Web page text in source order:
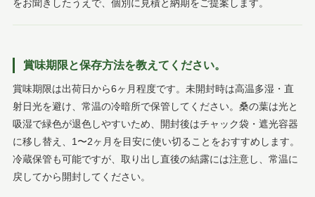
をお聞きしたうえで、個別に見積と納期をご提案します。
賞味期限と保存方法を教えてください。
賞味期限は出荷日から6ヶ月程度です。未開封時は高温多湿・直
射日光を避け、常温の冷暗所で保管してください。桑の葉は光と
吸湿で緑色が退色しやすいため、開封後はチャック袋・遮光容器
に移し替え、1〜2ヶ月を目安に使い切ることをおすすめします。
冷蔵保管も可能ですが、取り出し直後の結露には注意し、常温に
戻してから開封してください。